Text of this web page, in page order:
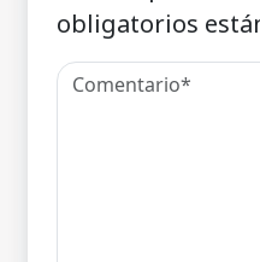
obligatorios